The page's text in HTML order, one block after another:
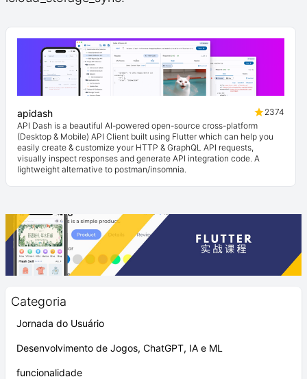
Categoria
Jornada do Usuário
Desenvolvimento de Jogos, ChatGPT, IA e ML
funcionalidade
apidash
2374
API Dash is a beautiful AI-powered open-source cross-platform
(Desktop & Mobile) API Client built using Flutter which can help you
easily create & customize your HTTP & GraphQL API requests,
visually inspect responses and generate API integration code. A
lightweight alternative to postman/insomnia.